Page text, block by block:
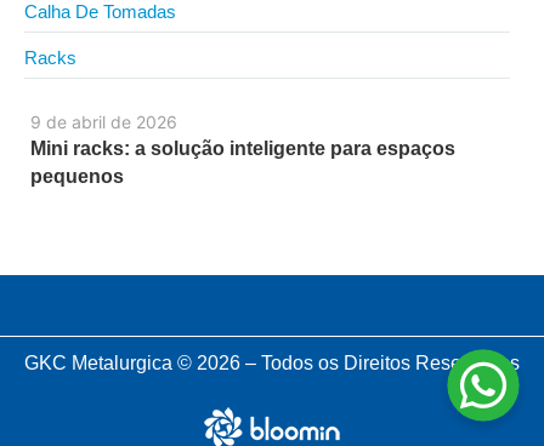
9 de abril de 2026
Mini racks: a solução inteligente para espaços
pequenos
Calha De Tomadas
Racks
GKC Metalurgica © 2026 – Todos os Direitos Reservados